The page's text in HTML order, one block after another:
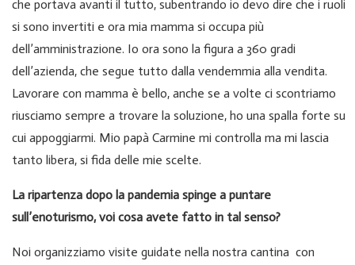
che portava avanti il tutto, subentrando io devo dire che i ruoli
si sono invertiti e ora mia mamma si occupa più
dell’amministrazione. Io ora sono la figura a 360 gradi
dell’azienda, che segue tutto dalla vendemmia alla vendita.
Lavorare con mamma è bello, anche se a volte ci scontriamo
riusciamo sempre a trovare la soluzione, ho una spalla forte su
cui appoggiarmi. Mio papà Carmine mi controlla ma mi lascia
tanto libera, si fida delle mie scelte.
La ripartenza dopo la pandemia spinge a puntare
sull’enoturismo, voi cosa avete fatto in tal senso?
Noi organizziamo visite guidate nella nostra cantina con